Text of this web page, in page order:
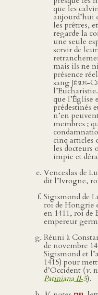
que les
aujourd’hui
les prêtres,
regarde la
une seule
servir de
mais ils ne
présence
sangJésus-
que l’Église
prédestinés
n’en
membres ;
cinq articles
les docteurs
impie et
Venceslas de
dit l’Ivrogne,
Sigismond de
roi de Hongrie
en 1411, roi de
empereur
Réuni à
de novembre
Sigismond et
1415) pour
d’Occident (v.
Patiniana II‑5).